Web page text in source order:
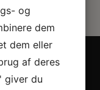
og
dem
dem eller
af deres
giver du